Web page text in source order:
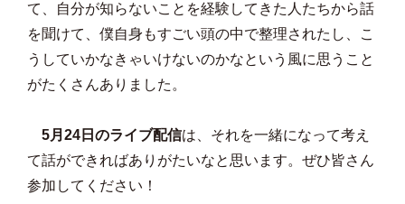
て、自分が知らないことを経験してきた人たちから話
を聞けて、僕自身もすごい頭の中で整理されたし、こ
うしていかなきゃいけないのかなという風に思うこと
がたくさんありました。
5月24日のライブ配信は、それを一緒になって考え
て話ができればありがたいなと思います。ぜひ皆さん
参加してください！